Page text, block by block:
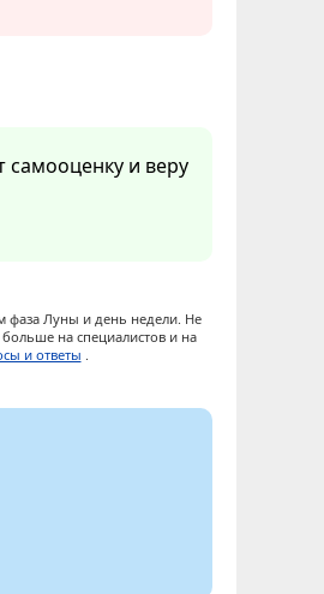
самооценку и веру
фаза Луны и день недели. Не
на специалистов и на
и ответы .